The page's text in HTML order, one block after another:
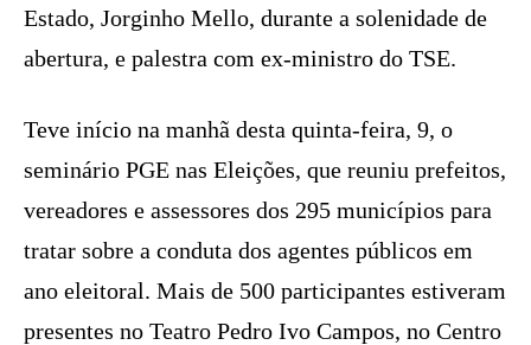
Estado, Jorginho Mello, durante a solenidade de
abertura, e palestra com ex-ministro do TSE.
Teve início na manhã desta quinta-feira, 9, o
seminário PGE nas Eleições, que reuniu prefeitos,
vereadores e assessores dos 295 municípios para
tratar sobre a conduta dos agentes públicos em
ano eleitoral. Mais de 500 participantes estiveram
presentes no Teatro Pedro Ivo Campos, no Centro